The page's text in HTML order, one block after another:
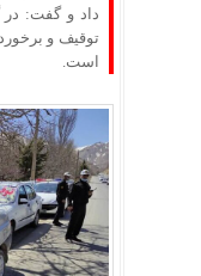
توقیف و
است.